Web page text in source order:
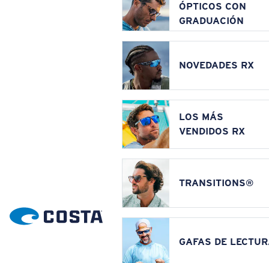
ÓPTICOS CON
GRADUACIÓN
NOVEDADES RX
LOS MÁS
VENDIDOS RX
TRANSITIONS®
GAFAS DE